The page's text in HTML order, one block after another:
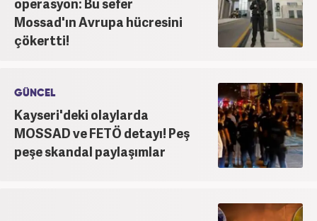
Mossad'ın Avrupa hücresini
çökertti!
GÜNCEL
Kayseri'deki olaylarda
MOSSAD ve FETÖ detayı! Peş
peşe skandal paylaşımlar